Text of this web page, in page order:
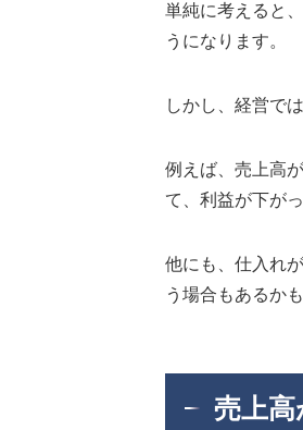
単純に考えると
うになります。
しかし、経営で
例えば、売上高
て、利益が下が
他にも、仕入れ
う場合もあるか
売上